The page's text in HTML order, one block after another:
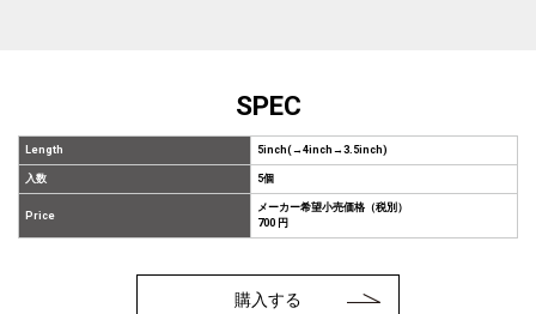
SPEC
Length 5inch(→4inch→3.5inch)
入数 5個
Price
メーカー希望小売価格（税別）
700 円
購入する